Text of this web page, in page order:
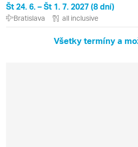
Št 24. 6. – Št 1. 7. 2027 (8 dní)
Bratislava all inclusive
Všetky termíny a